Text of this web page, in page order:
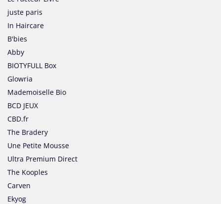
juste paris
In Haircare
B'bies
Abby
BIOTYFULL Box
Glowria
Mademoiselle Bio
BCD JEUX
CBD.fr
The Bradery
Une Petite Mousse
Ultra Premium Direct
The Kooples
Carven
Ekyog